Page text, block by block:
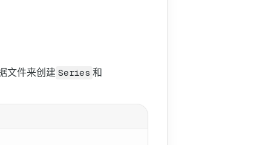
文件来创建 Series 和